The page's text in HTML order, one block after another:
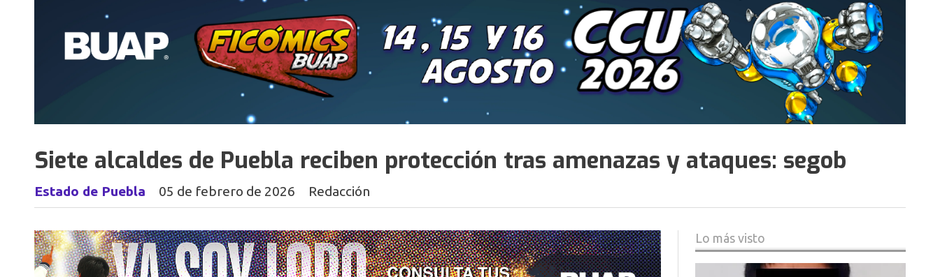
Siete alcaldes de Puebla reciben protección tras amenazas y ataques: segob
Estado de Puebla 05 de febrero de 2026 Redacción
Lo más visto